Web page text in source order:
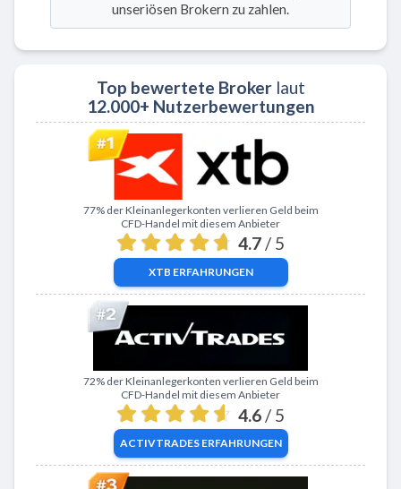
unseriösen Brokern zu zahlen.
Top bewertete Brokerlaut
12.000+ Nutzerbewertungen
Zu XTB
77% der Kleinanlegerkonten verlieren Geld beim
CFD-Handel mit diesem Anbieter
4.7 / 5
XTB ERFAHRUNGEN
Zu ActivTrades
72% der Kleinanlegerkonten verlieren Geld beim
CFD-Handel mit diesem Anbieter
4.6 / 5
ACTIVTRADESERFAHRUNGEN